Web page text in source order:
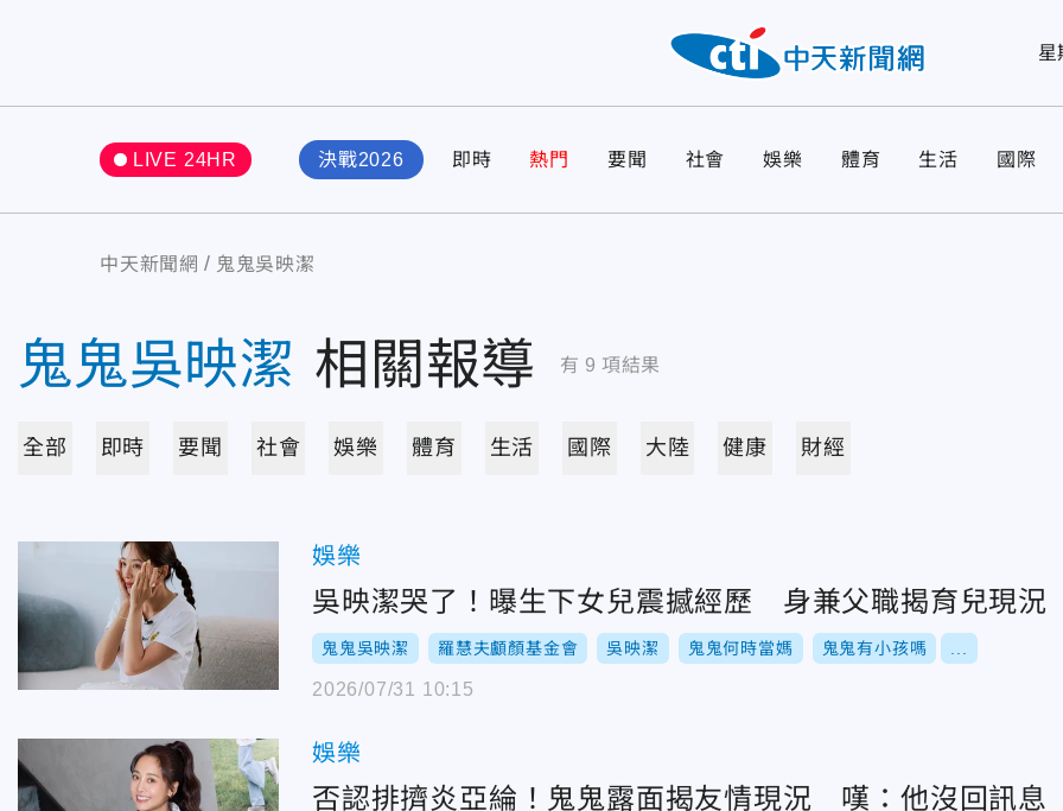
星
LIVE 24HR 決戰2026 即時 熱門 要聞 社會 娛樂 體育 生活 國際
中天新聞網 鬼鬼吳映潔
鬼鬼吳映潔 相關報導 有 9 項結果
全部 即時 要聞 社會 娛樂 體育 生活 國際 大陸 健康 財經
娛樂
吳映潔哭了！曝生下女兒震撼經歷 身兼父職揭育兒現況
鬼鬼吳映潔 羅慧夫顱顏基金會 吳映潔 鬼鬼何時當媽 鬼鬼有小孩嗎
2026/07/31 10:15
娛樂
否認排擠炎亞綸！鬼鬼露面揭友情現況 嘆：他沒回訊息